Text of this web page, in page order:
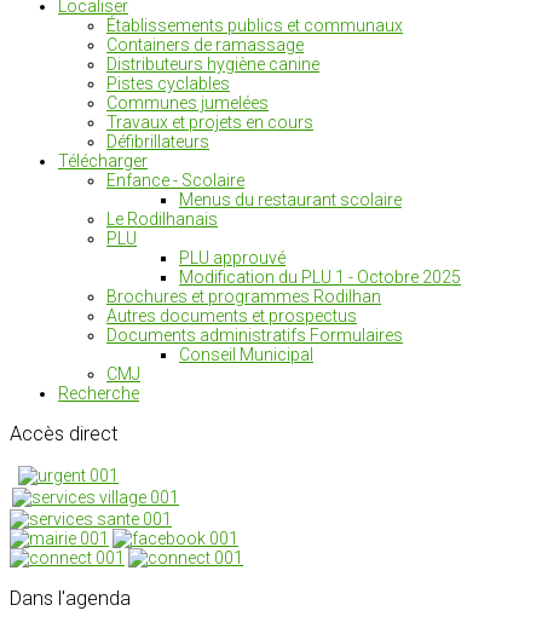
Localiser
Établissements publics et communaux
Containers de ramassage
Distributeurs hygiène canine
Pistes cyclables
Communes jumelées
Travaux et projets en cours
Défibrillateurs
Télécharger
Enfance - Scolaire
Menus du restaurant scolaire
Le Rodilhanais
PLU
PLU approuvé
Modification du PLU 1 - Octobre 2025
Brochures et programmes Rodilhan
Autres documents et prospectus
Documents administratifs Formulaires
Conseil Municipal
CMJ
Recherche
Accès direct
Dans l'agenda